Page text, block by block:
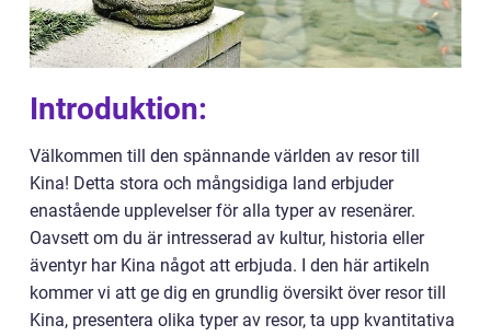
Introduktion:
Välkommen till den spännande världen av resor till
Kina! Detta stora och mångsidiga land erbjuder
enastående upplevelser för alla typer av resenärer.
Oavsett om du är intresserad av kultur, historia eller
äventyr har Kina något att erbjuda. I den här artikeln
kommer vi att ge dig en grundlig översikt över resor till
Kina, presentera olika typer av resor, ta upp kvantitativa